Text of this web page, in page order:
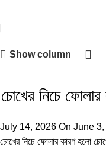
Show column
চোখের নিচে
July 14, 2026 On June
চোখের নিচে ফোলার কারণ হলো